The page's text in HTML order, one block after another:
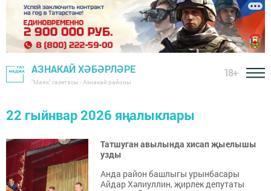
АЗНАКАЙ ХӘБӘРЛӘРЕ
"Маяк" газетасы - Азнакай районы
18+
22 гыйнвар 2026 яңалыклары
Татшуган авылында хисап җыелышы
узды
Анда район башлыгы урынбасары
Айдар Хәлиуллин, җирлек депутаты